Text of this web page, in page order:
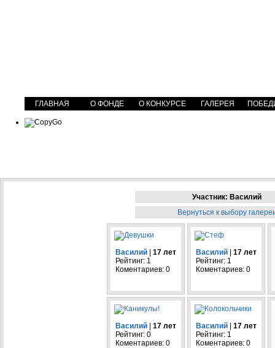
ГЛАВНАЯ О ФОНДЕ О КОНКУРСЕ ГАЛЕРЕЯ
Участник: Василий
Вернуться к выбору
Василий
17 лет
Рейтинг: 1
Коментариев: 0
Василий
17 лет
Рейтинг: 1
Коментариев: 0
Василий
17 лет
Рейтинг: 0
Коментариев: 0
Василий
17 лет
Рейтинг: 1
Коментариев: 0